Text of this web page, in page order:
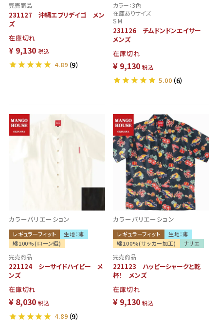
完売商品
231127 沖縄エブリデイゴ メン
ズ
在庫切れ
¥ 9,130 税込
4.89 （9）
カラー：3色
在庫ありサイズ
S.M
231126 チムドンドンエイサー
メンズ
在庫切れ
¥ 9,130 税込
5.00 （6）
カラーバリエーション
レギュラーフィット
生地：薄
綿100%(ローン織)
完売商品
221124 シーサイドハイビー メ
ンズ
在庫切れ
¥ 8,030 税込
4.89 （9）
カラーバリエーション
レギュラーフィット
生地：薄
綿100%(サッカー加工)
ナリエ
完売商品
221123 ハッピーシャークと乾
杯！ メンズ
在庫切れ
¥ 9,130 税込